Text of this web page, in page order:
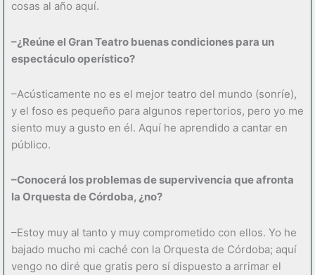
cosas al año aquí.
–¿Reúne el Gran Teatro buenas condiciones para un
espectáculo operístico?
–Acústicamente no es el mejor teatro del mundo (sonríe),
y el foso es pequeño para algunos repertorios, pero yo me
siento muy a gusto en él. Aquí he aprendido a cantar en
público.
–Conocerá los problemas de supervivencia que afronta
la Orquesta de Córdoba, ¿no?
–Estoy muy al tanto y muy comprometido con ellos. Yo he
bajado mucho mi caché con la Orquesta de Córdoba; aquí
vengo no diré que gratis pero sí dispuesto a arrimar el